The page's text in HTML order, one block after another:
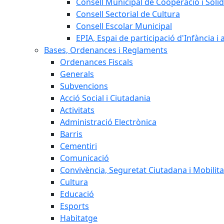
Consell Sectorial de Cultura
Consell Escolar Municipal
EPIA, Espai de participació d'Infància i
Bases, Ordenances i Reglaments
Ordenances Fiscals
Generals
Subvencions
Acció Social i Ciutadania
Activitats
Administració Electrònica
Barris
Cementiri
Comunicació
Convivència, Seguretat Ciutadana i
Cultura
Educació
Esports
Habitatge